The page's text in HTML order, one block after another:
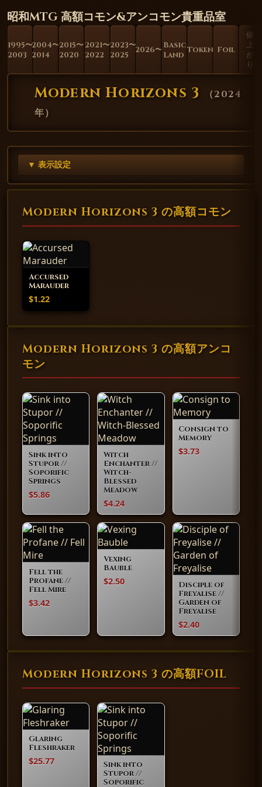
昭和MTG 高額コモン&アンコモン貴重品室
1995〜
2003
2004〜
2014
2015〜
2020
2021〜
2022
2023〜
2025
2026〜 Basic
Land Token Foil
値
上
が
り
Modern Horizons 3 （2024
年）
▼ 表示設定
Modern Horizons 3 の高額コモン
Accursed
Marauder
$1.22
Modern Horizons 3 の高額アンコ
モン
Sink into
Stupor //
Soporific
Springs
$5.86
Witch
Enchanter //
Witch-
Blessed
Meadow
$4.24
Consign to
Memory
$3.73
Fell the
Profane //
Fell Mire
$3.42
Vexing
Bauble
$2.50
Disciple of
Freyalise //
Garden of
Freyalise
$2.40
Modern Horizons 3 の高額FOIL
Glaring
Fleshraker
$25.77
Sink into
Stupor //
Soporific